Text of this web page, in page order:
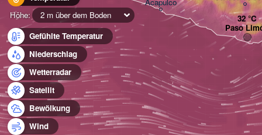
Höhe:
2 m über dem Boden
Gefühlte Temperatur
Niederschlag
Wetterradar
Satellit
Bewölkung
Wind
Paso